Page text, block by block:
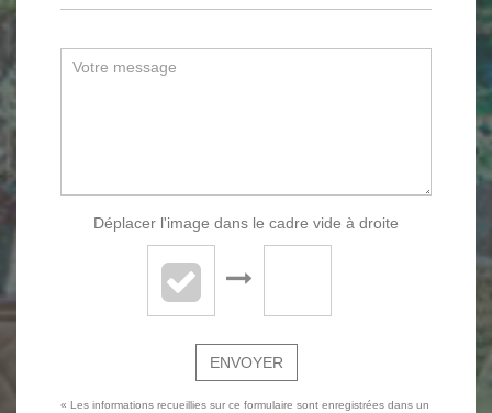
Déplacer l'image dans le cadre vide à droite
ENVOYER
« Les informations recueillies sur ce formulaire sont enregistrées dans un